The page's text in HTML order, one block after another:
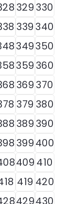
329330
339340
349350
359360
369370
379 380
389390
399400
409 410
419 420
429430